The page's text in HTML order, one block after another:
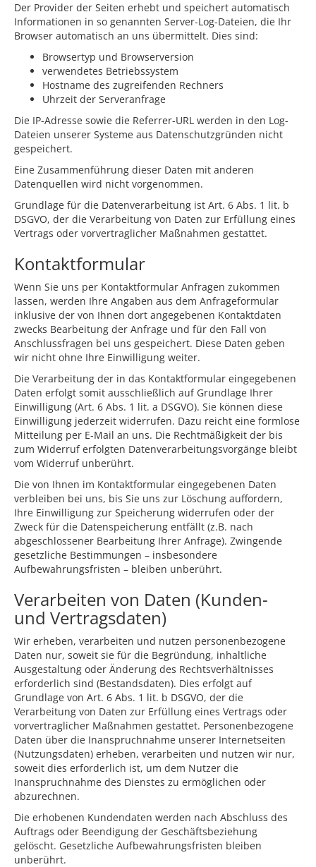
Der Provider der Seiten erhebt und speichert automatisch
Informationen in so genannten Server-Log-Dateien, die Ihr
Browser automatisch an uns übermittelt. Dies sind:
Browsertyp und Browserversion
verwendetes Betriebssystem
Hostname des zugreifenden Rechners
Uhrzeit der Serveranfrage
Die IP-Adresse sowie die Referrer-URL werden in den Log-
Dateien unserer Systeme aus Datenschutzgründen nicht
gespeichert.
Eine Zusammenführung dieser Daten mit anderen
Datenquellen wird nicht vorgenommen.
Grundlage für die Datenverarbeitung ist Art. 6 Abs. 1 lit. b
DSGVO, der die Verarbeitung von Daten zur Erfüllung eines
Vertrags oder vorvertraglicher Maßnahmen gestattet.
Kontaktformular
Wenn Sie uns per Kontaktformular Anfragen zukommen
lassen, werden Ihre Angaben aus dem Anfrageformular
inklusive der von Ihnen dort angegebenen Kontaktdaten
zwecks Bearbeitung der Anfrage und für den Fall von
Anschlussfragen bei uns gespeichert. Diese Daten geben
wir nicht ohne Ihre Einwilligung weiter.
Die Verarbeitung der in das Kontaktformular eingegebenen
Daten erfolgt somit ausschließlich auf Grundlage Ihrer
Einwilligung (Art. 6 Abs. 1 lit. a DSGVO). Sie können diese
Einwilligung jederzeit widerrufen. Dazu reicht eine formlose
Mitteilung per E-Mail an uns. Die Rechtmäßigkeit der bis
zum Widerruf erfolgten Datenverarbeitungsvorgänge bleibt
vom Widerruf unberührt.
Die von Ihnen im Kontaktformular eingegebenen Daten
verbleiben bei uns, bis Sie uns zur Löschung auffordern,
Ihre Einwilligung zur Speicherung widerrufen oder der
Zweck für die Datenspeicherung entfällt (z.B. nach
abgeschlossener Bearbeitung Ihrer Anfrage). Zwingende
gesetzliche Bestimmungen – insbesondere
Aufbewahrungsfristen – bleiben unberührt.
Verarbeiten von Daten (Kunden-
und Vertragsdaten)
Wir erheben, verarbeiten und nutzen personenbezogene
Daten nur, soweit sie für die Begründung, inhaltliche
Ausgestaltung oder Änderung des Rechtsverhältnisses
erforderlich sind (Bestandsdaten). Dies erfolgt auf
Grundlage von Art. 6 Abs. 1 lit. b DSGVO, der die
Verarbeitung von Daten zur Erfüllung eines Vertrags oder
vorvertraglicher Maßnahmen gestattet. Personenbezogene
Daten über die Inanspruchnahme unserer Internetseiten
(Nutzungsdaten) erheben, verarbeiten und nutzen wir nur,
soweit dies erforderlich ist, um dem Nutzer die
Inanspruchnahme des Dienstes zu ermöglichen oder
abzurechnen.
Die erhobenen Kundendaten werden nach Abschluss des
Auftrags oder Beendigung der Geschäftsbeziehung
gelöscht. Gesetzliche Aufbewahrungsfristen bleiben
unberührt.